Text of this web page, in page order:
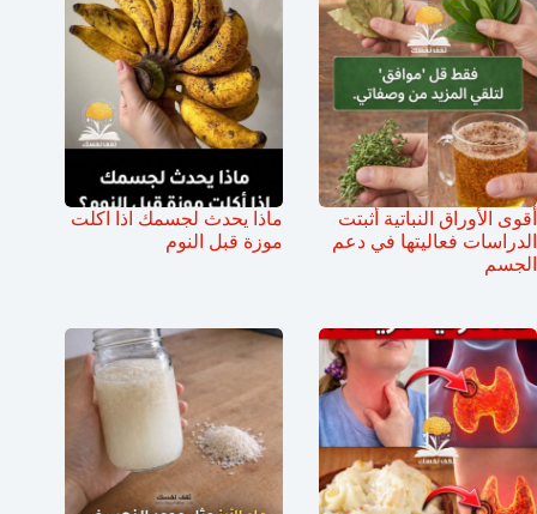
أقوى الأوراق النباتية أثبتت
الدراسات فعاليتها في دعم
الجسم
ماذا يحدث لجسمك اذا اكلت
موزة قبل النوم